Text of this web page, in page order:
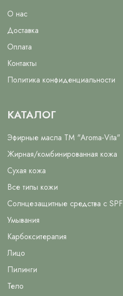
О нас
Доставка
Оплата
Контакты
Политика конфиденциальности
КАТАЛОГ
Эфирные масла ТМ "Aroma-Vita"
Жирная/комбинированная кожа
Сухая кожа
Все типы кожи
Солнцезащитные средства с SPF
Умывания
Карбокситерапия
Лицо
Пилинги
Тело